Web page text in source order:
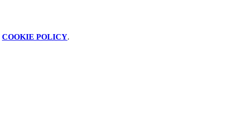
COOKIE POLICY.